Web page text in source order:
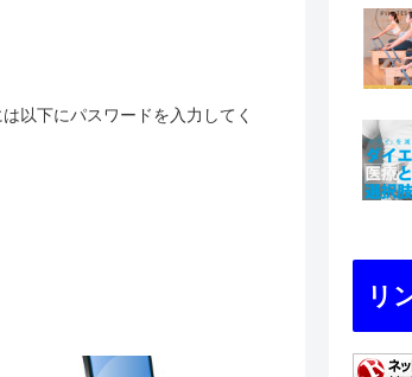
以下にパスワードを入力してく
リ